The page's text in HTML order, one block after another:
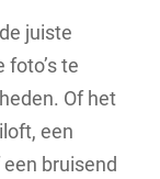
juiste
te
Of het
een
bruisend